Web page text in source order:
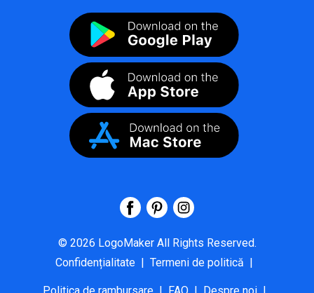
© 2026 LogoMaker All Rights Reserved.
Confidențialitate | Termeni de politică |